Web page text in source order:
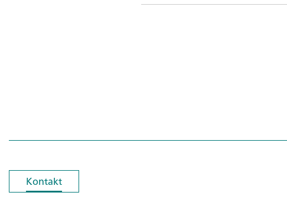
Kontakt
Kontakt